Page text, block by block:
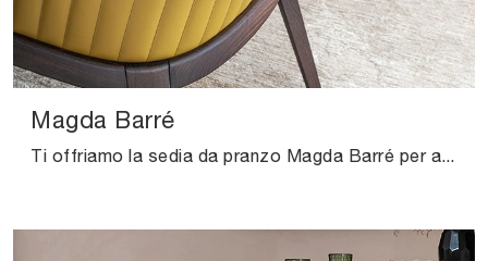
Magda Barré
Ti offriamo la sedia da pranzo Magda Barré per atmosfere moderne, tra le più belle Sedie fisse di Cattelan Italia.